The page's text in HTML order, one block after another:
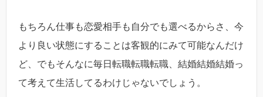
もちろん仕事も恋愛相手も自分でも選べるからさ、今
より良い状態にすることは客観的にみて可能なんだけ
ど、でもそんなに毎日転職転職転職、結婚結婚結婚っ
て考えて生活してるわけじゃないでしょう。